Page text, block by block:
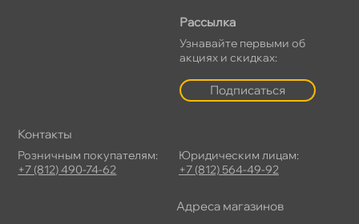
Рассылка
Узнавайте первыми о
акциях и скидках:
Подписаться
Контакты
Розничным покупателям:
+7 (812) 490-74-62
Юридическим лицам:
+7 (812) 564-49-92
Адреса магазино